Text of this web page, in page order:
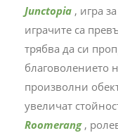
Junctopia , игра
играчите са
трябва да си
благоволението
произволни
увеличат
Roomerang ,